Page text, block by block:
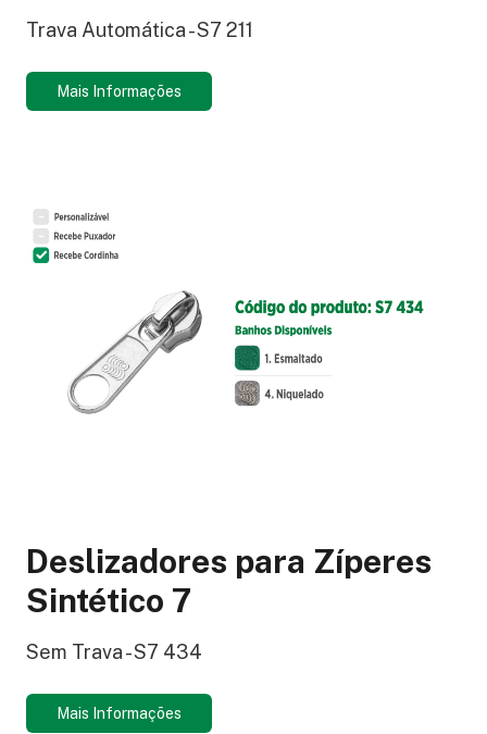
Trava Automática - S7 211
Mais Informações
Deslizadores para Zíperes
Sintético 7
Sem Trava - S7 434
Mais Informações